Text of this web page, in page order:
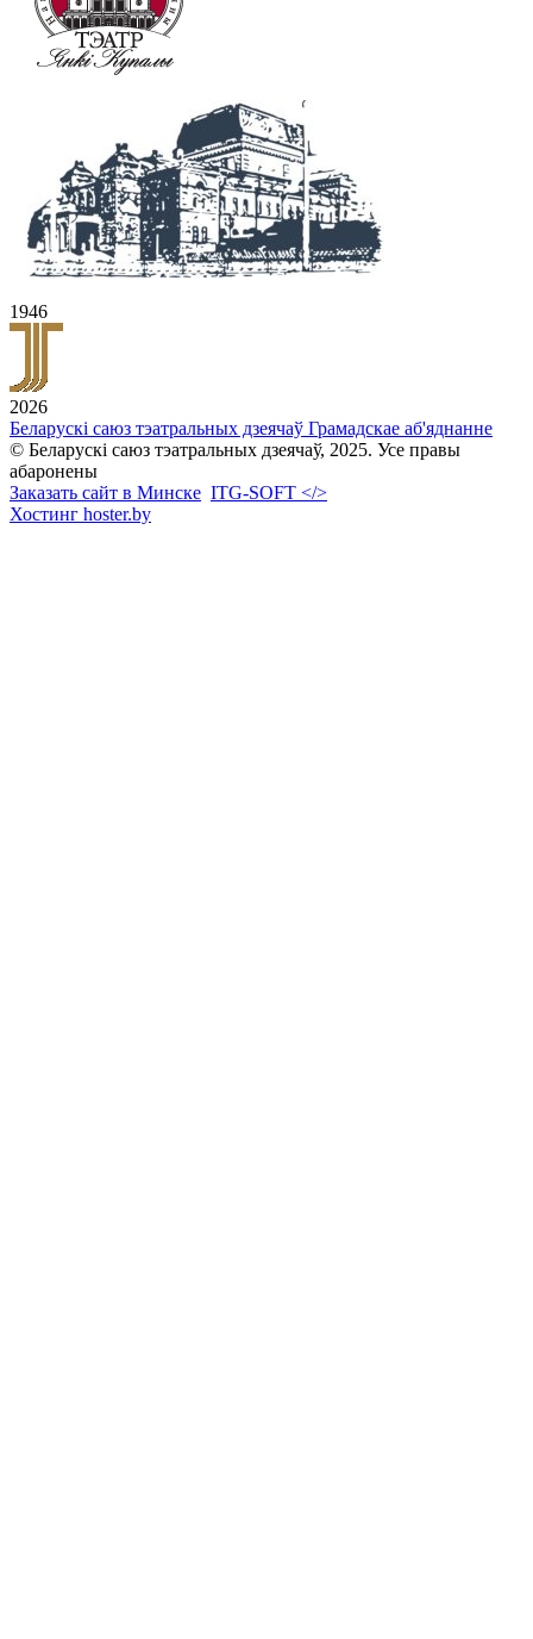
1946
2026
Беларускі саюз тэатральных дзеячаў Грамадскае аб'яднанне
© Беларускі саюз тэатральных дзеячаў, 2025. Усе правы
абаронены
Заказать сайт в Минске ITG-SOFT </>
Хостинг hoster.by